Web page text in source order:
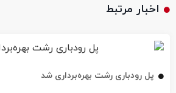
اخبار مرتبط
پل رودباری رشت بهره‌برداری شد